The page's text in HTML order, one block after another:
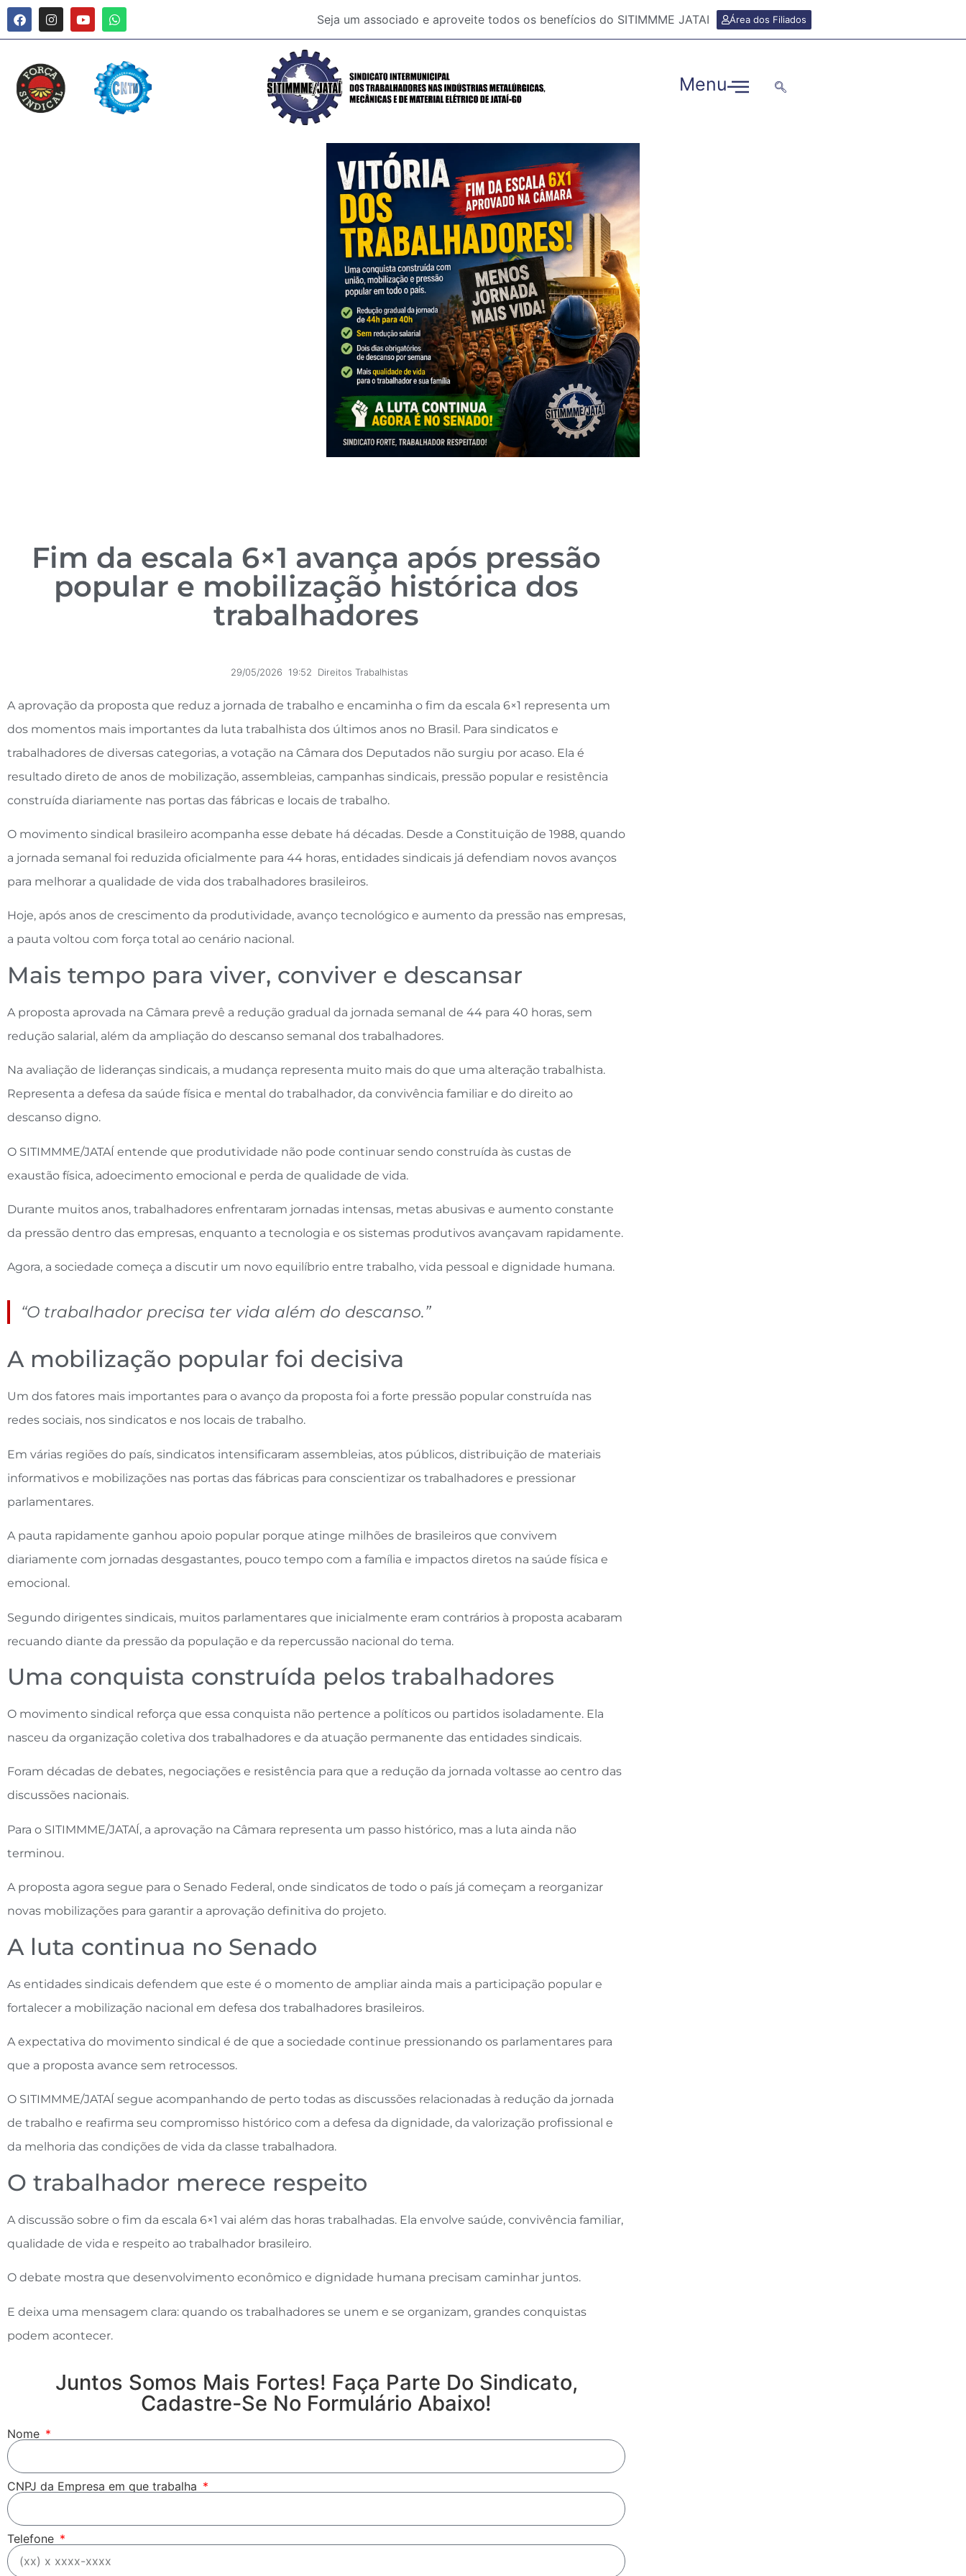
Seja um associado e aproveite todos os benefícios do SITIMMME JATAI Área dos Filiados
Menu
Fim da escala 6×1 avança após pressão
popular e mobilização histórica dos
trabalhadores
29/05/2026 19:52 Direitos Trabalhistas
A aprovação da proposta que reduz a jornada de trabalho e encaminha o fim da escala 6×1 representa um
dos momentos mais importantes da luta trabalhista dos últimos anos no Brasil. Para sindicatos e
trabalhadores de diversas categorias, a votação na Câmara dos Deputados não surgiu por acaso. Ela é
resultado direto de anos de mobilização, assembleias, campanhas sindicais, pressão popular e resistência
construída diariamente nas portas das fábricas e locais de trabalho.
O movimento sindical brasileiro acompanha esse debate há décadas. Desde a Constituição de 1988, quando
a jornada semanal foi reduzida oficialmente para 44 horas, entidades sindicais já defendiam novos avanços
para melhorar a qualidade de vida dos trabalhadores brasileiros.
Hoje, após anos de crescimento da produtividade, avanço tecnológico e aumento da pressão nas empresas,
a pauta voltou com força total ao cenário nacional.
Mais tempo para viver, conviver e descansar
A proposta aprovada na Câmara prevê a redução gradual da jornada semanal de 44 para 40 horas, sem
redução salarial, além da ampliação do descanso semanal dos trabalhadores.
Na avaliação de lideranças sindicais, a mudança representa muito mais do que uma alteração trabalhista.
Representa a defesa da saúde física e mental do trabalhador, da convivência familiar e do direito ao
descanso digno.
O SITIMMME/JATAÍ entende que produtividade não pode continuar sendo construída às custas de
exaustão física, adoecimento emocional e perda de qualidade de vida.
Durante muitos anos, trabalhadores enfrentaram jornadas intensas, metas abusivas e aumento constante
da pressão dentro das empresas, enquanto a tecnologia e os sistemas produtivos avançavam rapidamente.
Agora, a sociedade começa a discutir um novo equilíbrio entre trabalho, vida pessoal e dignidade humana.
“O trabalhador precisa ter vida além do descanso.”
A mobilização popular foi decisiva
Um dos fatores mais importantes para o avanço da proposta foi a forte pressão popular construída nas
redes sociais, nos sindicatos e nos locais de trabalho.
Em várias regiões do país, sindicatos intensificaram assembleias, atos públicos, distribuição de materiais
informativos e mobilizações nas portas das fábricas para conscientizar os trabalhadores e pressionar
parlamentares.
A pauta rapidamente ganhou apoio popular porque atinge milhões de brasileiros que convivem
diariamente com jornadas desgastantes, pouco tempo com a família e impactos diretos na saúde física e
emocional.
Segundo dirigentes sindicais, muitos parlamentares que inicialmente eram contrários à proposta acabaram
recuando diante da pressão da população e da repercussão nacional do tema.
Uma conquista construída pelos trabalhadores
O movimento sindical reforça que essa conquista não pertence a políticos ou partidos isoladamente. Ela
nasceu da organização coletiva dos trabalhadores e da atuação permanente das entidades sindicais.
Foram décadas de debates, negociações e resistência para que a redução da jornada voltasse ao centro das
discussões nacionais.
Para o SITIMMME/JATAÍ, a aprovação na Câmara representa um passo histórico, mas a luta ainda não
terminou.
A proposta agora segue para o Senado Federal, onde sindicatos de todo o país já começam a reorganizar
novas mobilizações para garantir a aprovação definitiva do projeto.
A luta continua no Senado
As entidades sindicais defendem que este é o momento de ampliar ainda mais a participação popular e
fortalecer a mobilização nacional em defesa dos trabalhadores brasileiros.
A expectativa do movimento sindical é de que a sociedade continue pressionando os parlamentares para
que a proposta avance sem retrocessos.
O SITIMMME/JATAÍ segue acompanhando de perto todas as discussões relacionadas à redução da jornada
de trabalho e reafirma seu compromisso histórico com a defesa da dignidade, da valorização profissional e
da melhoria das condições de vida da classe trabalhadora.
O trabalhador merece respeito
A discussão sobre o fim da escala 6×1 vai além das horas trabalhadas. Ela envolve saúde, convivência familiar,
qualidade de vida e respeito ao trabalhador brasileiro.
O debate mostra que desenvolvimento econômico e dignidade humana precisam caminhar juntos.
E deixa uma mensagem clara: quando os trabalhadores se unem e se organizam, grandes conquistas
podem acontecer.
Juntos Somos Mais Fortes! Faça Parte Do Sindicato,
Cadastre-Se No Formulário Abaixo!
Nome
CNPJ da Empresa em que trabalha
Telefone